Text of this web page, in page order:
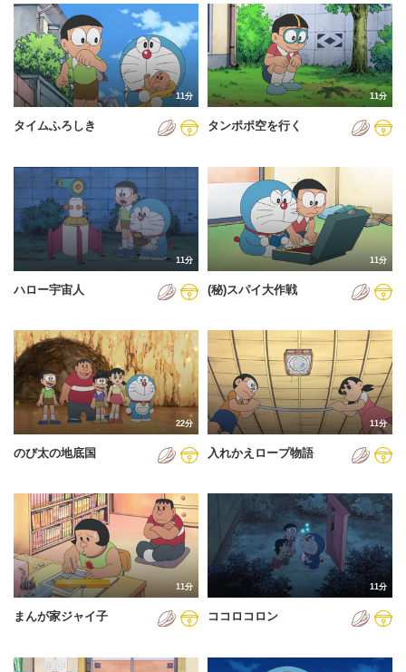
2024年
2025年
2026年
11分
タイムふろしき
11分
タンポポ空を行く
11分
ハロー宇宙人
11分
(秘)スパイ大作戦
22分
のび太の地底国
11分
入れかえロープ物語
11分
まんが家ジャイ子
11分
ココロコロン